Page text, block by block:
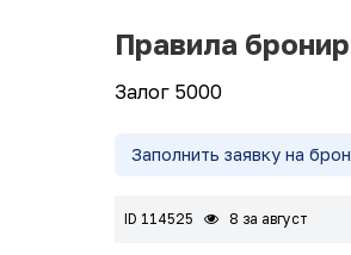
Правила
Залог 5000
Заполнить заявку на
ID 114525 8 за август